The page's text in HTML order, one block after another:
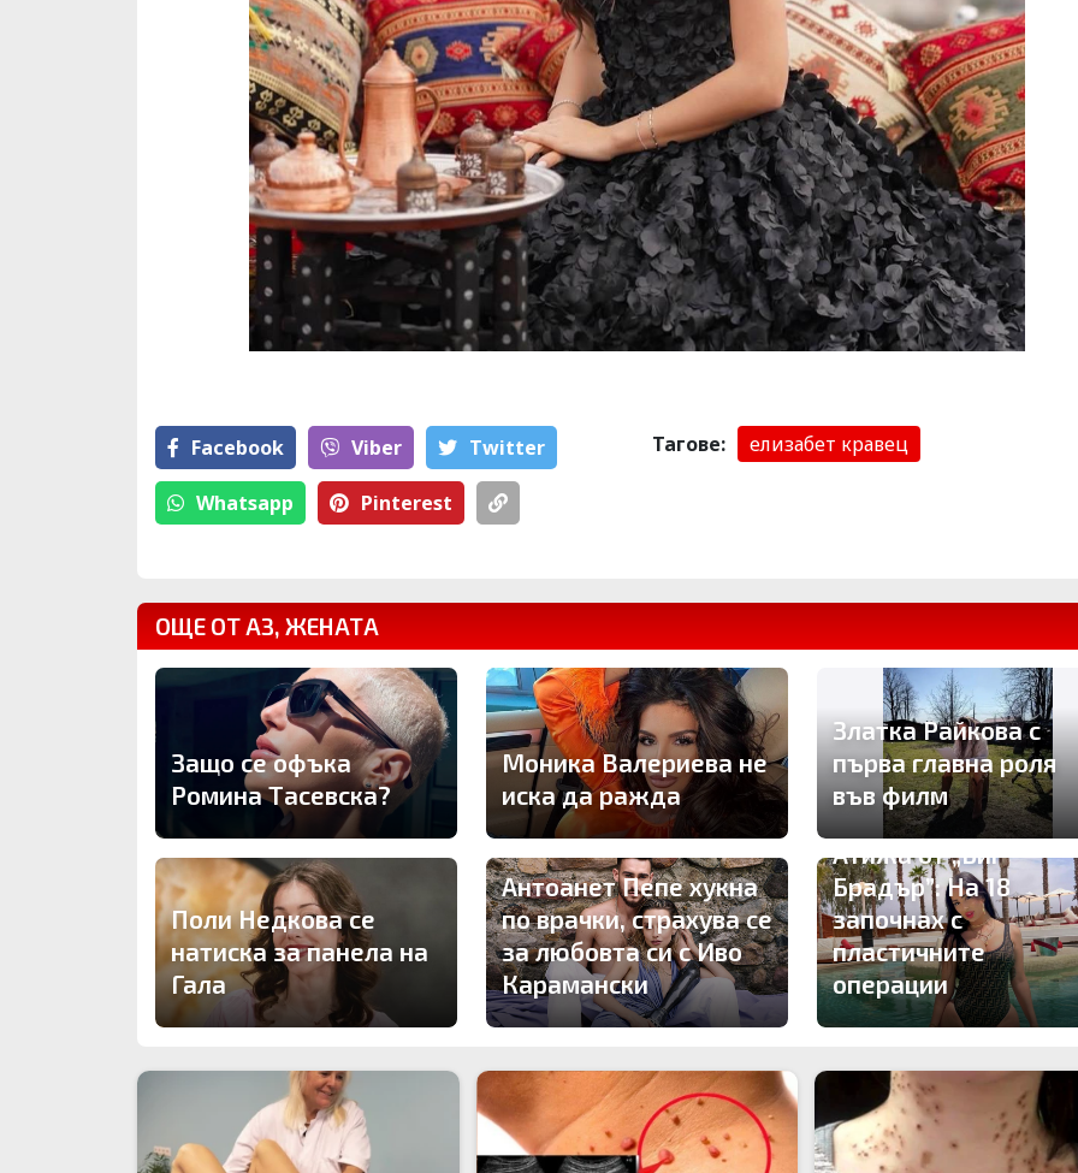
Facebook Viber Тwitter
Whatsapp Pinterest
Тагове: елизабет кравец
ОЩЕ ОТ АЗ, ЖЕНАТА
Защо се офъка
Ромина Тасевска?
Моника Валериева не
иска да ражда
Златка Райкова с
първа главна роля
във филм
Поли Недкова се
натиска за панела на
Гала
Антоанет Пепе хукна
по врачки, страхува се
за любовта си с Иво
Карамански
Атижа от „Биг
Брадър”: На 18
започнах с
пластичните
операции